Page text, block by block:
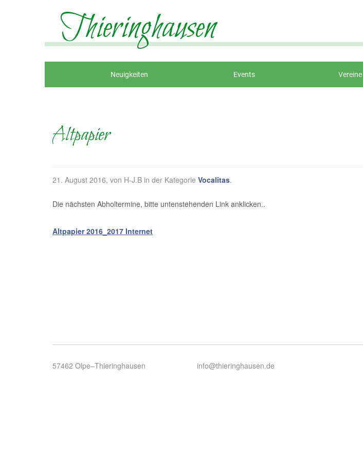
Thieringhausen
Neuigkeiten Events Vereine
Altpapier
21. August 2016, von H-J.B in der Kategorie Vocalitas.
Die nächsten Abholtermine, bitte untenstehenden Link anklicken..
Altpapier 2016_2017 Internet
57462 Olpe–Thieringhausen info@thieringhausen.de